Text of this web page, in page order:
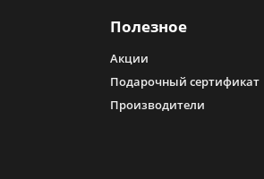
Полезное
Акции
Подарочный сертификат
Производители